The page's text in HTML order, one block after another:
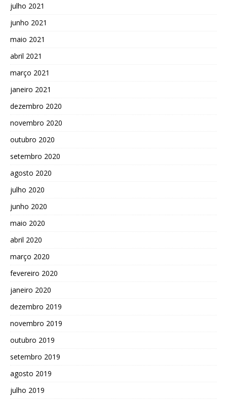
julho 2021
junho 2021
maio 2021
abril 2021
março 2021
janeiro 2021
dezembro 2020
novembro 2020
outubro 2020
setembro 2020
agosto 2020
julho 2020
junho 2020
maio 2020
abril 2020
março 2020
fevereiro 2020
janeiro 2020
dezembro 2019
novembro 2019
outubro 2019
setembro 2019
agosto 2019
julho 2019